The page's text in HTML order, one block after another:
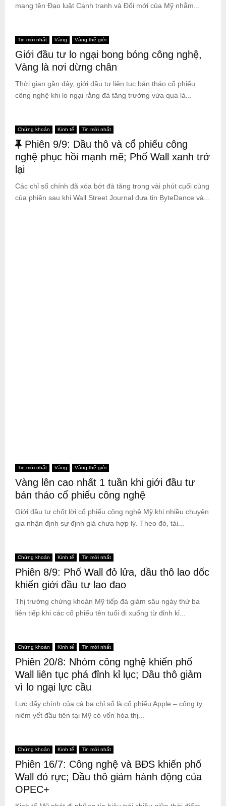
mang tên Đạo luật Cạnh tranh và Đổi mới của Mỹ nhằm...
Tin mới nhất Vàng Vàng thế giới
Giới đầu tư lo ngại bong bóng công nghệ,
Vàng là nơi dừng chân
Thời gian gần đây, giới đầu tư liên tục bán tháo cổ phiếu
công nghệ khi lo ngại rằng đà tăng trưởng vừa qua là...
Chứng khoán Kinh tế Tin mới nhất
N
ổ
i
b
ậ
Phiên 9/9: Dầu thô và cổ phiếu công
nghệ phục hồi mạnh mẽ; Phố Wall xanh trở
lại
Các chỉ số chính đã xóa bớt đà tăng trong vài phút cuối cùng
của phiên sau khi Wall Street Journal đưa tin ByteDance và...
Tin mới nhất Vàng Vàng thế giới
Vàng lên cao nhất 1 tuần khi giới đầu tư
bán tháo cổ phiếu công nghệ
Giới đầu tư chốt lời cổ phiếu công nghệ Mỹ khi nhiều chuyên
gia nhận định sự định giá chưa hợp lý. Theo đó, tài...
Chứng khoán Kinh tế Tin mới nhất
Phiên 8/9: Phố Wall đỏ lửa, dầu thô lao dốc
khiến giới đầu tư lao đao
Thị trường chứng khoán Mỹ tiếp đà giảm sâu ngày thứ ba
liên tiếp khi các cổ phiếu tên tuổi đi xuống từ đỉnh kỉ...
Chứng khoán Kinh tế Tin mới nhất
Phiên 20/8: Nhóm công nghệ khiến phố
Wall liên tục phá đỉnh kỉ lục; Dầu thô giảm
vì lo ngại lực cầu
Lực đẩy chính của cả ba chỉ số là cổ phiếu Apple – công ty
niêm yết đầu tiên tại Mỹ có vốn hóa thị...
Chứng khoán Kinh tế Tin mới nhất
Phiên 16/7: Công nghệ và BĐS khiến phố
Wall đỏ rực; Dầu thô giảm hành động của
OPEC+